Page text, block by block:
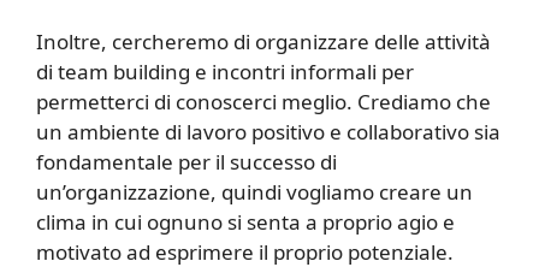
Inoltre, cercheremo di organizzare delle attività
di team building e incontri informali per
permetterci di conoscerci meglio. Crediamo che
un ambiente di lavoro positivo e collaborativo sia
fondamentale per il successo di
un’organizzazione, quindi vogliamo creare un
clima in cui ognuno si senta a proprio agio e
motivato ad esprimere il proprio potenziale.